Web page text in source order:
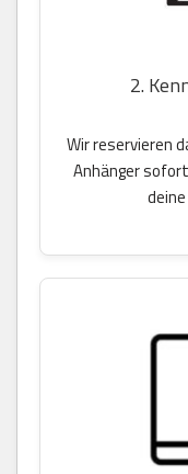
2.
Wir reservieren
Anhänger